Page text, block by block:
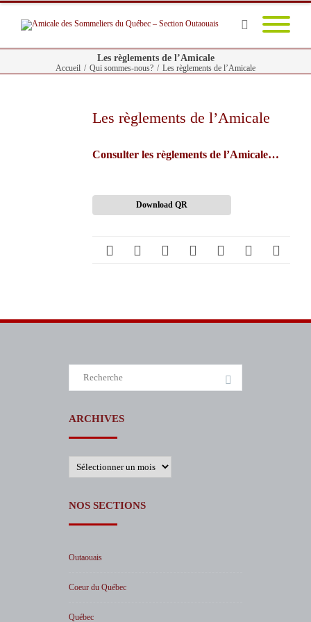
Les règlements de l’Amicale
Accueil / Qui sommes-nous? / Les règlements de l’Amicale
Les règlements de l’Amicale
Consulter les règlements de l’Amicale…
Download QR
ARCHIVES
Archives
NOS SECTIONS
Outaouais
Coeur du Québec
Québec